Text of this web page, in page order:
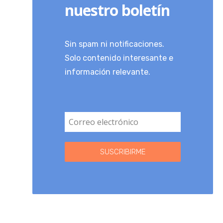
nuestro boletín
Sin spam ni notificaciones.
Solo contenido interesante e
información relevante.
SUSCRIBIRME